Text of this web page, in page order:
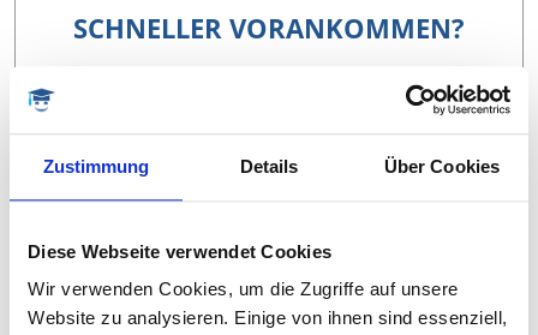
Zustimmung Details Über Cookies
Diese Webseite verwendet Cookies
Wir verwenden Cookies, um die Zugriffe auf unsere
Website zu analysieren. Einige von ihnen sind essenziell,
SCHNELLER VORANKOMMEN?
Ein erfahrener Coach unterstützt Sie bei allen
Phasen Ihrer Abschlussarbeit, gibt zielführende
Hilfestellung und Motivation.
MEHR ERFAHREN